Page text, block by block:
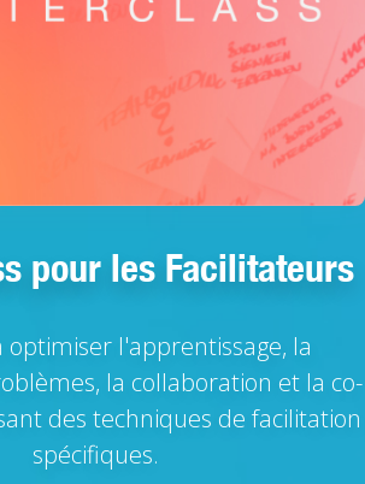
pour les Facilitateurs
optimiser l'apprentissage, la
la collaboration et la co-
des techniques de facilitation
spécifiques.